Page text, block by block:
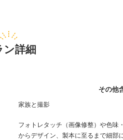
ン詳細
その他
家族と撮影
フォトレタッチ（画像修整）や色味
からデザイン、製本に至るまで細部